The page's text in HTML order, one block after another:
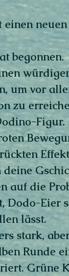
einen neuen
begonnen.
um vor
zu
Figur.
deine
auf die
Dodo-Eier
lässt.
stark,
Runde
Grüne